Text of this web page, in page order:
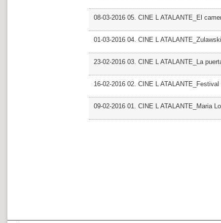
08-03-2016 05. CINE L ATALANTE_El
01-03-2016 04. CINE L ATALANTE_Zulawski
23-02-2016 03. CINE L ATALANTE_La
16-02-2016 02. CINE L
09-02-2016 01. CINE L ATALANTE_Maria